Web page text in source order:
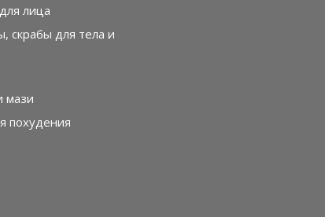
лица
скрабы для тела и
мази
похудения